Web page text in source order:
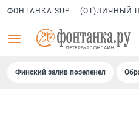
ФОНТАНКА SUP (ОТ)ЛИЧНЫЙ
Финский залив позеленел